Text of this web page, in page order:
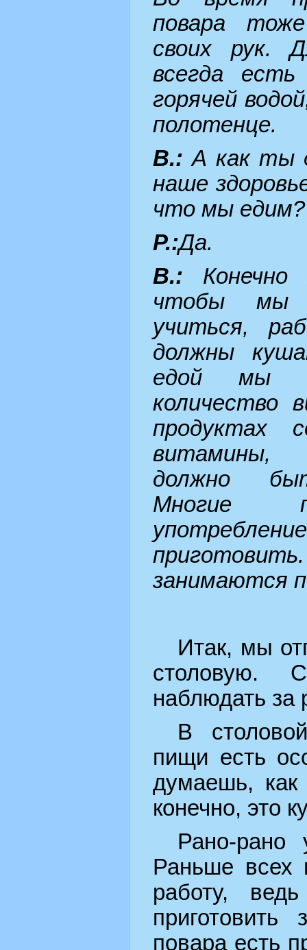
повара
своих рук.
всегда
горячей
полотенце.
В.: А как ты
наше
что мы едим?
Р.:Да.
В.:
чтобы мы
учиться,
должны
едой мы
количество
продуктах
витамины,
должно
Многие
занимаются
Итак, мы
столовую.
наблюдать за
В
пищи есть
думаешь, как
конечно, это
Рано-рано
Раньше всех
работу,
повара есть